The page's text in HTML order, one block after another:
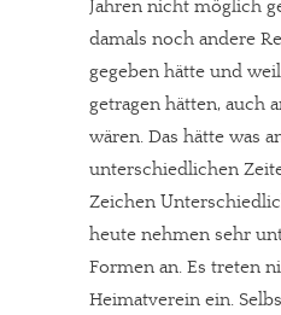
Jahren nicht möglich
damals noch andere
gegeben hätte und
getragen hätten, auch
wären. Das hätte was
unterschiedlichen
Zeichen
heute nehmen sehr
Formen an. Es treten
Heimatverein ein.